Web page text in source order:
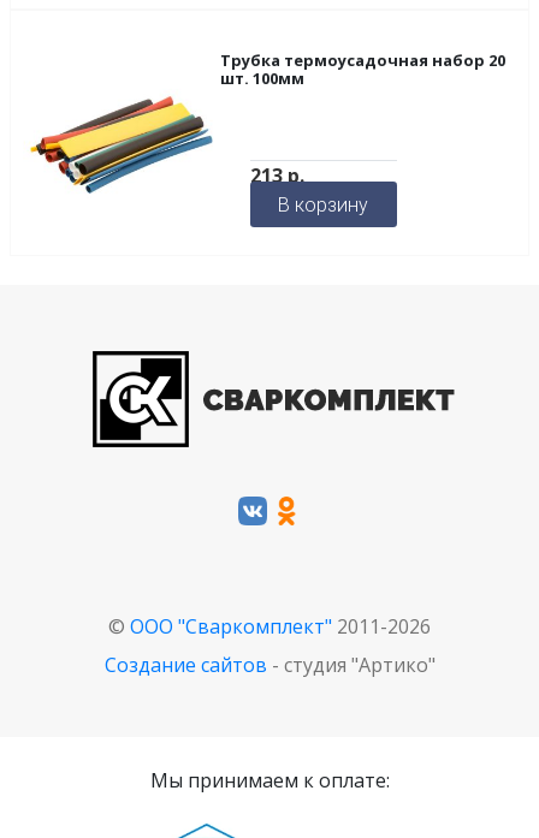
Трубка термоусадочная набор 20
шт. 100мм
213р.
В корзину
© ООО "Сваркомплект" 2011-2026
Создание сайтов - студия "Артико"
Мы принимаем к оплате: